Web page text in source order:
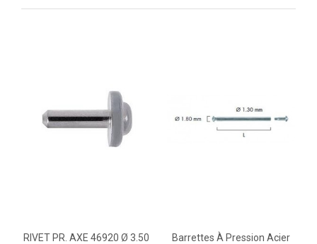
RIVET PR. AXE 46920 Ø 3.50
Barrettes À Pression Acier